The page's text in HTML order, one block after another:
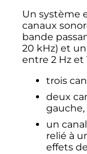
Un système
canaux
bande
20 kHz) et
entre 2 Hzet
trois
deux
gauche,
un
relié à
effets